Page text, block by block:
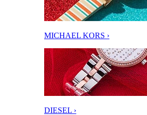
MICHAEL KORS ›
DIESEL ›